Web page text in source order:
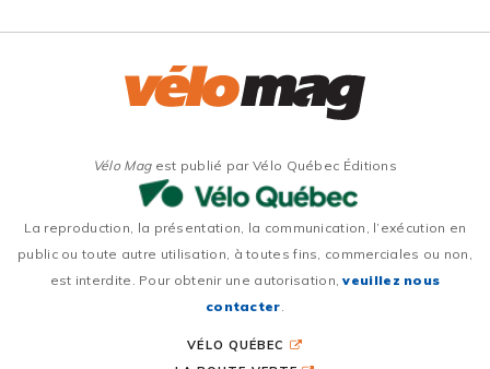
Vélo Magest publié par Vélo Québec Éditions
La reproduction, la présentation, la communication, l’exécution en
public ou toute autre utilisation, à toutes fins, commerciales ou non,
est interdite. Pour obtenir une autorisation,veuillez nous
contacter.
VÉLO QUÉBEC